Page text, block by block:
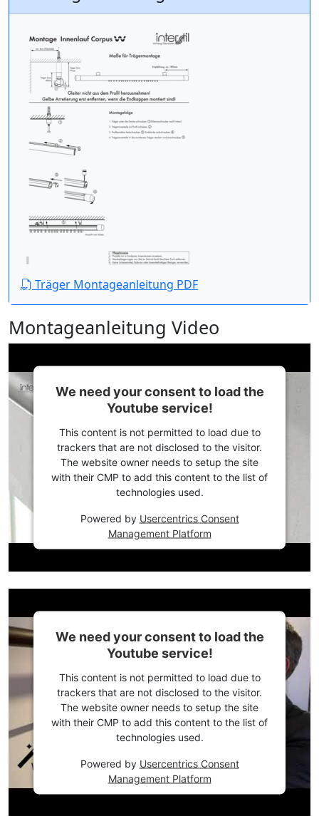
Träger Montageanleitung PDF
Montageanleitung Video
We need your consent to load the
Youtube service!
This content is not permitted to load due to
trackers that are not disclosed to the visitor.
The website owner needs to setup the site
with their CMP to add this content to the list of
technologies used.
Powered by Usercentrics Consent
Management Platform
We need your consent to load the
Youtube service!
This content is not permitted to load due to
trackers that are not disclosed to the visitor.
The website owner needs to setup the site
with their CMP to add this content to the list of
technologies used.
Powered by Usercentrics Consent
Management Platform